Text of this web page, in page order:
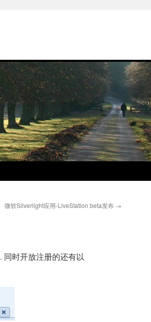
微软Silverlight应用-LiveStation beta发布 →
. 同时开放注册的还有以